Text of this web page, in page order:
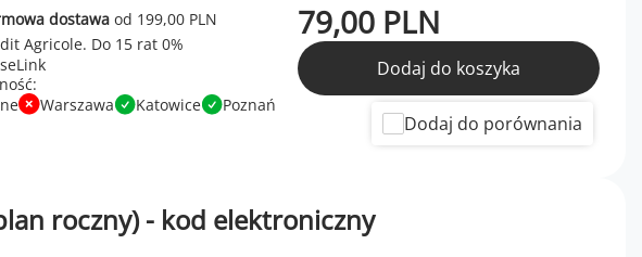
dostawaod 199,00 PLN
Agricole.
Warszawa Katowice Poznań
79,00 PLN
Dodaj do koszyka
Dodaj do porównania
roczny) - kod elektroniczny